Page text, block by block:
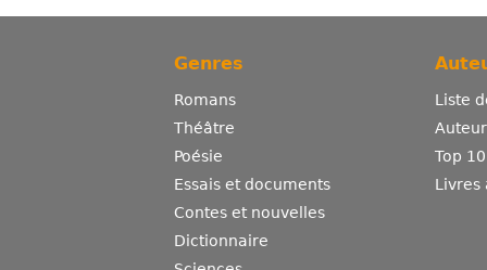
Genres
Romans
Théâtre
Poésie
Essais et documents
Contes et nouvelles
Dictionnaire
Liste
Top
Livres